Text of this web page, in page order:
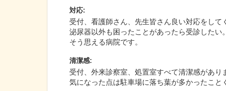
対応:
受付、看護師さん、先生皆さん良い対応をして
泌尿器以外も困ったことがあったら受診したい。
そう思える病院です。
清潔感:
受付、外来診察室、処置室すべて清潔感があり
気になった点は駐車場に落ち葉が多かったこと